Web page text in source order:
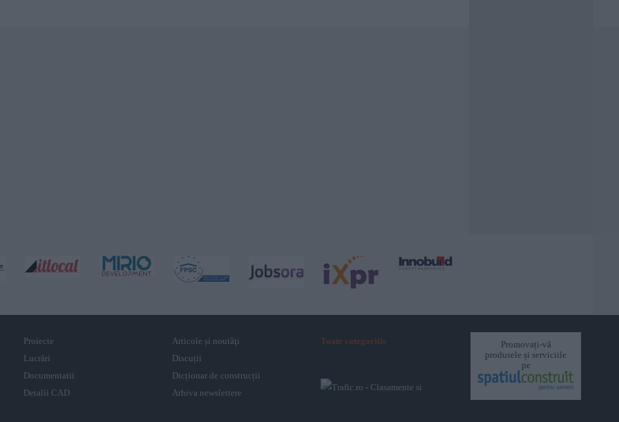
Proiecte
Lucrări
Documentatii
Detalii CAD
Articole și noutăţi
Discuții
Dicționar de construcții
Arhiva newslettere
Toate categoriile
Promovați-vă
produsele și serviciile
pe